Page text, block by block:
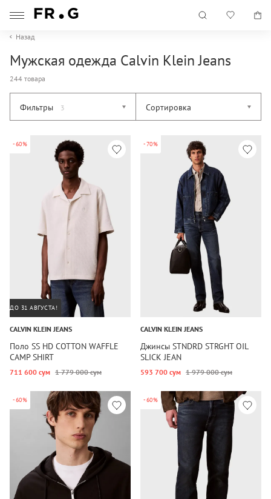
Назад
Мужская одежда Calvin Klein Jeans
244 товара
Фильтры 3 Сортировка
-60%
ДО 31 АВГУСТА!
CALVIN KLEIN JEANS
Поло SS HD COTTON WAFFLE
CAMP SHIRT
711 600 сум 1 779 000 сум
-70%
CALVIN KLEIN JEANS
Джинсы STNDRD STRGHT OIL
SLICK JEAN
593 700 сум 1 979 000 сум
-60% -60%